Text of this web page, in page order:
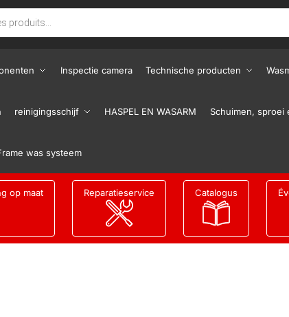
Inspectie camera Technische producten
reinigingsschijf HASPEL EN WASARM Schuimen, sproei
was systeem
op maat Reparatieservice Catalogus